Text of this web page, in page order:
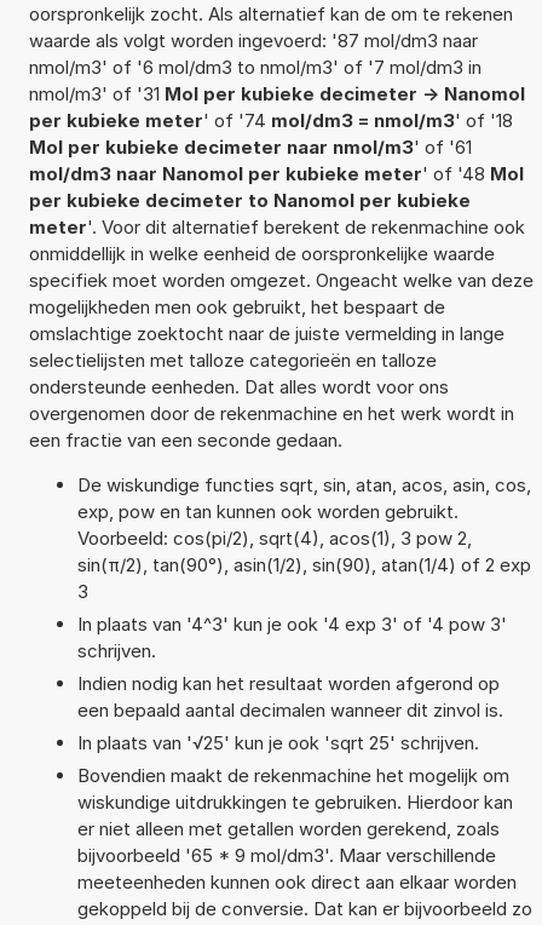
oorspronkelijk zocht. Als alternatief kan de om te rekenen
waarde als volgt worden ingevoerd: '87 mol/dm3 naar
nmol/m3' of '6 mol/dm3 to nmol/m3' of '7 mol/dm3 in
nmol/m3' of '31 Mol per kubieke decimeter -> Nanomol
per kubieke meter' of '74 mol/dm3 = nmol/m3' of '18
Mol per kubieke decimeter naar nmol/m3' of '61
mol/dm3 naar Nanomol per kubieke meter' of '48 Mol
per kubieke decimeter to Nanomol per kubieke
meter'. Voor dit alternatief berekent de rekenmachine ook
onmiddellijk in welke eenheid de oorspronkelijke waarde
specifiek moet worden omgezet. Ongeacht welke van deze
mogelijkheden men ook gebruikt, het bespaart de
omslachtige zoektocht naar de juiste vermelding in lange
selectielijsten met talloze categorieën en talloze
ondersteunde eenheden. Dat alles wordt voor ons
overgenomen door de rekenmachine en het werk wordt in
een fractie van een seconde gedaan.
De wiskundige functies sqrt, sin, atan, acos, asin, cos,
exp, pow en tan kunnen ook worden gebruikt.
Voorbeeld: cos(pi/2), sqrt(4), acos(1), 3 pow 2,
sin(π/2), tan(90°), asin(1/2), sin(90), atan(1/4) of 2 exp
3
In plaats van '4^3' kun je ook '4 exp 3' of '4 pow 3'
schrijven.
Indien nodig kan het resultaat worden afgerond op
een bepaald aantal decimalen wanneer dit zinvol is.
In plaats van '√25' kun je ook 'sqrt 25' schrijven.
Bovendien maakt de rekenmachine het mogelijk om
wiskundige uitdrukkingen te gebruiken. Hierdoor kan
er niet alleen met getallen worden gerekend, zoals
bijvoorbeeld '65 * 9 mol/dm3'. Maar verschillende
meeteenheden kunnen ook direct aan elkaar worden
gekoppeld bij de conversie. Dat kan er bijvoorbeeld zo